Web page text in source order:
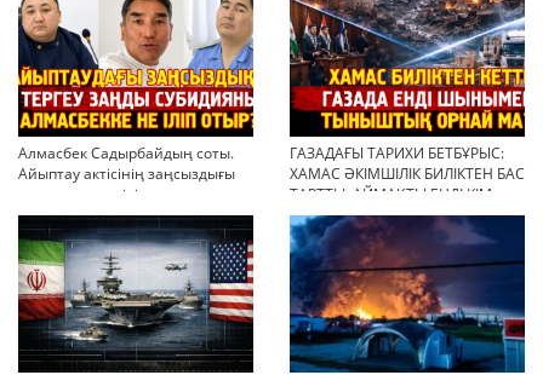
Алмасбек Садырбайдың соты.
Айыптау актісінің заңсыздығы
мен қолдан өсірілген
миллиондар
ГАЗАДАҒЫ ТАРИХИ БЕТБҰРЫС:
ХАМАС ӘКІМШІЛІК БИЛІКТЕН БАС
ТАРТТЫ. АЙМАҚТЫ ЕНДІ КІМ
БАСҚАРАДЫ?